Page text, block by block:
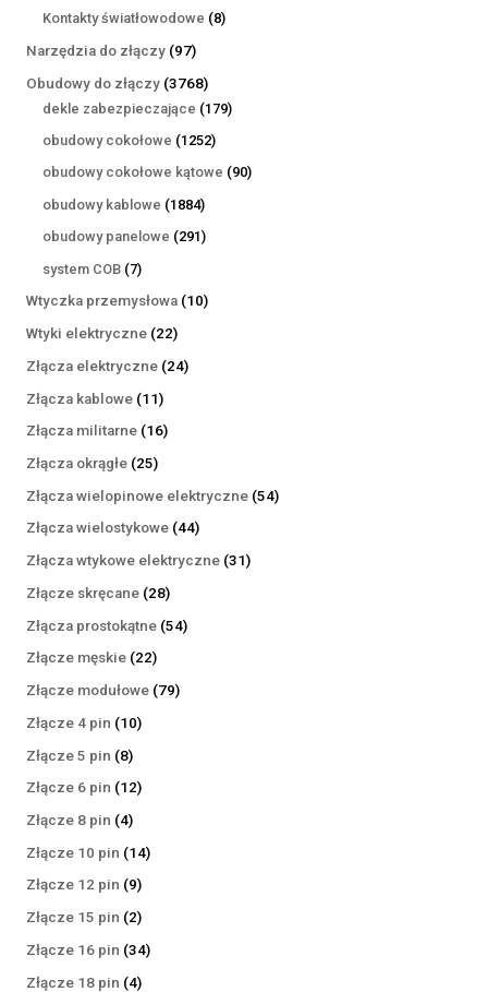
produktów
Kontakty światłowodowe 88
Narzędzia do złączy 9797
produktów
Obudowy do złączy 37683768
produktów
dekle zabezpieczające 179179
obudowy cokołowe 12521252
produkty
obudowy cokołowe kątowe 9090
obudowy kablowe 18841884
produkty
obudowy panelowe 291291
system COB 77
produktów
Wtyczka przemysłowa 1010
Wtyki elektryczne 2222
produkty
Złącza elektryczne 2424
Złącza kablowe 1111
produktów
Złącza militarne 1616
Złącza okrągłe 2525
produktów
Złącza wielopinowe elektryczne 5454
Złącza wielostykowe 4444
produkty
Złącza wtykowe elektryczne 3131
Złącze skręcane 2828
produktów
Złącza prostokątne 5454
Złącze męskie 2222
produkty
Złącze modułowe 7979
Złącze 4 pin 1010
Złącze 5 pin 88
produktów
Złącze 6 pin 1212
Złącze 8 pin 44
produkty
Złącze 10 pin 1414
Złącze 12 pin 99
produktów
Złącze 15 pin 22
produkty
Złącze 16 pin 3434
Złącze 18 pin 44